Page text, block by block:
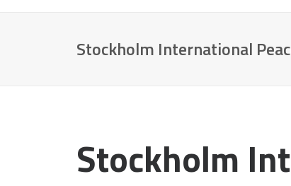
Stockholm International
Stockholm